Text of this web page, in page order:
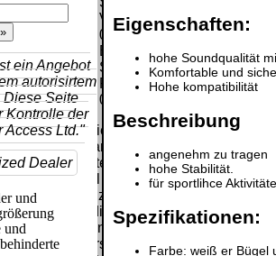
Eigenschaften:
hohe Soundqualität
Komfortable und
Hohe kompatibilität
Beschreibung
angenehm zu tragen
hohe Stabilität.
für sportlihce
Spezifikationen:
Farbe: weiß er Bügel
ein Angebot
autorisirtem
Seite
Kontrolle der
Access Ltd."
und
und
20.00
erfolgt
oder
Vorkasse:
0.00 €
EU (inkl.
Schweiz)
PayPal:
0.00 €
Bei dieser
Versandart
erhalten Sie per
Email z.B. einen
Lizenzschlüssel
und die
Rechnung /
Lieferschein. Sie